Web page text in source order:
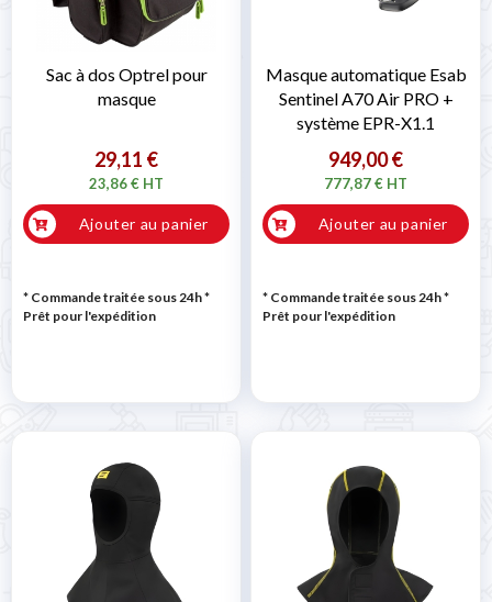
Sac à dos Optrel pour
masque
29,11 €
23,86 € HT
Ajouter au panier
* Commande traitée sous 24h*
Prêt pour l'expédition
Masque automatique Esab
Sentinel A70 Air PRO +
système EPR-X1.1
949,00 €
777,87 € HT
Ajouter au panier
* Commande traitée sous 24h*
Prêt pour l'expédition